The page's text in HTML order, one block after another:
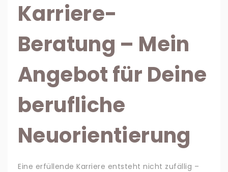
Karriere-
Beratung – Mein
Angebot für Deine
berufliche
Neuorientierung
Eine erfüllende Karriere entsteht nicht zufällig –